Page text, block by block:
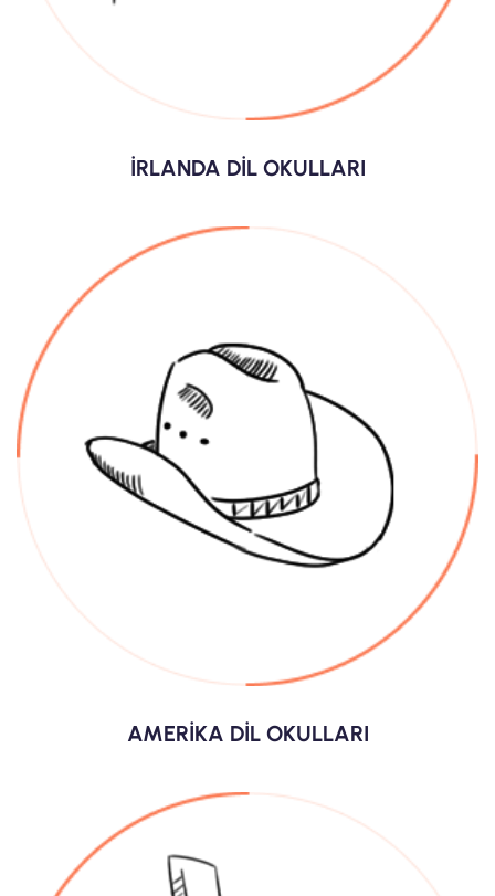
İRLANDA DİL OKULLARI
AMERİKA DİL OKULLARI